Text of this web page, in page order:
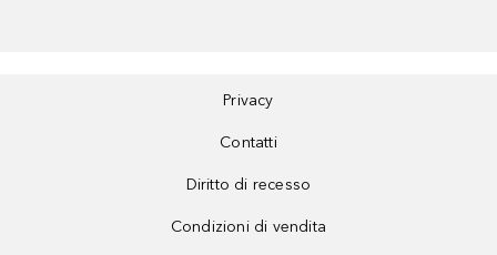
Privacy
Contatti
Diritto di recesso
Condizioni di vendita